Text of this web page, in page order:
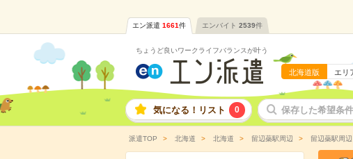
エン派遣 1661件 エンバイト 2539件
ちょうど良いワークライフバランスが叶う
北海道版 エリ
気になる！リスト 0 保存した希望条件
派遣TOP 北海道 北海道 留辺蘂駅周辺 留辺蘂駅周